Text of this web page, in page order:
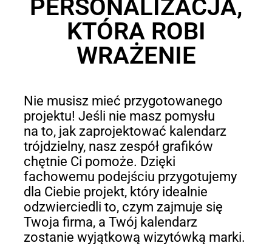
PERSONALIZACJA,
KTÓRA ROBI
WRAŻENIE
Nie musisz mieć przygotowanego
projektu! Jeśli nie masz pomysłu
na to, jak zaprojektować kalendarz
trójdzielny, nasz zespół grafików
chętnie Ci pomoże. Dzięki
fachowemu podejściu przygotujemy
dla Ciebie projekt, który idealnie
odzwierciedli to, czym zajmuje się
Twoja firma, a Twój kalendarz
zostanie wyjątkową wizytówką marki.